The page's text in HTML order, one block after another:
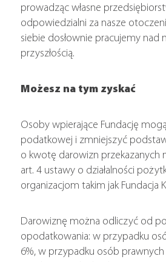
prowadząc własne
odpowiedzialni za nasze
siebie dosłownie pracujemy nad
przyszłością.
Możesz na tym zyskać
Osoby wpierające Fundację
podatkowej i zmniejszyć
o kwotę darowizn przekazanych
art. 4 ustawy o działalności
organizacjom takim jak Fundacja
Darowiznę można odliczyć od
opodatkowania: w przypadku
6%, w przypadku osób